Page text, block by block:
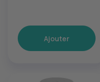
Ajouter